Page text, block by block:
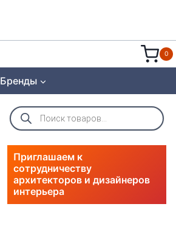
0
Бренды
Поиск
товаров
Приглашаем к
сотрудничеству
архитекторов и дизайнеров
интерьера